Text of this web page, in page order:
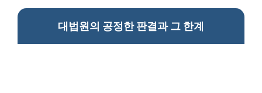
대법원의 공정한 판결과 그 한계